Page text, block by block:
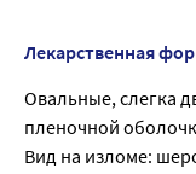
Лекарственная
Овальные, слегка
пленочной
Вид на изломе: